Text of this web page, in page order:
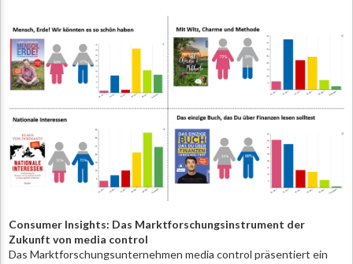
Consumer Insights: Das Marktforschungsinstrument der
Zukunft von media control
Das Marktforschungsunternehmen media control präsentiert ein